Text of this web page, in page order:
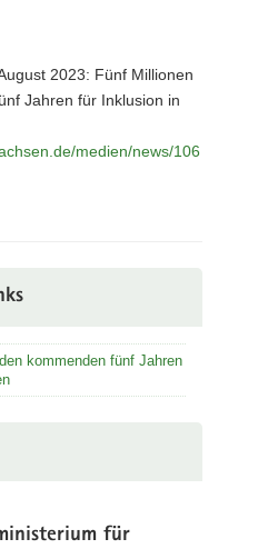
2023: Fünf Millionen
Jahren für Inklusion in
medien/news/106
kommenden fünf Jahren
für